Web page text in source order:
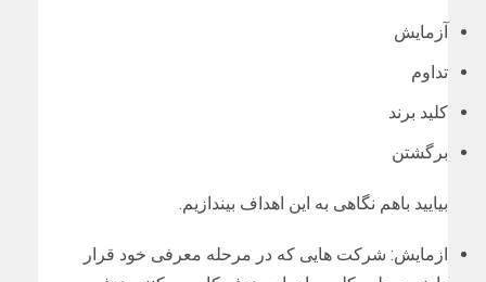
آزمایش
تداوم
کلید برند
برگشتن
بیایید باهم نگاهی به این اهداف بیندازیم.
ازمایش: شرکت هایی که در مرحله معرفی خود قرار